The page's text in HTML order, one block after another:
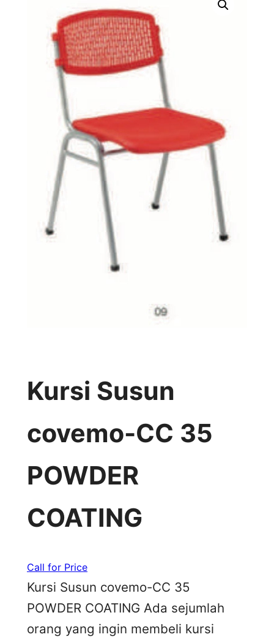
Kursi Susun
covemo-CC 35
POWDER
COATING
Call for Price
Kursi Susun covemo-CC 35
POWDER COATING Ada sejumlah
orang yang ingin membeli kursi